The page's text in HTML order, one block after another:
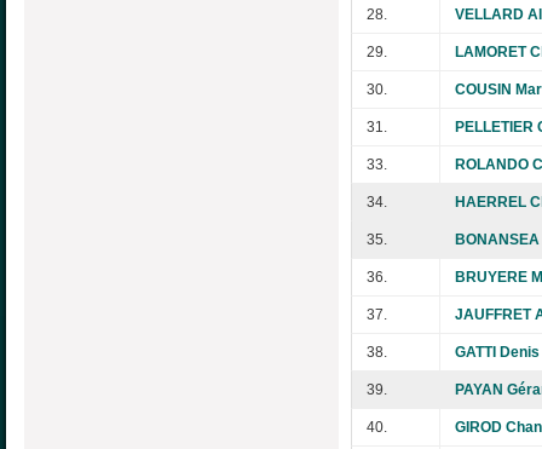
28. VELLARD
29. LAMORET
30. COUSIN
31. PELLETIER
33. ROLANDO
34. HAERREL
35.
36. BRUYERE
37. JAUFFRET
38. GATTI Denis
39. PAYAN
40. GIROD